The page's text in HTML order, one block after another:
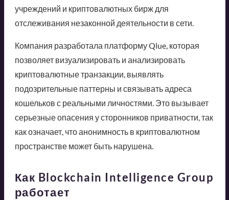
учреждений и криптовалютных бирж для
отслеживания незаконной деятельности в сети.
Компания разработала платформу Qlue, которая
позволяет визуализировать и анализировать
криптовалютные транзакции, выявлять
подозрительные паттерны и связывать адреса
кошельков с реальными личностями. Это вызывает
серьезные опасения у сторонников приватности, так
как означает, что анонимность в криптовалютном
пространстве может быть нарушена.
Как Blockchain Intelligence Group
работает